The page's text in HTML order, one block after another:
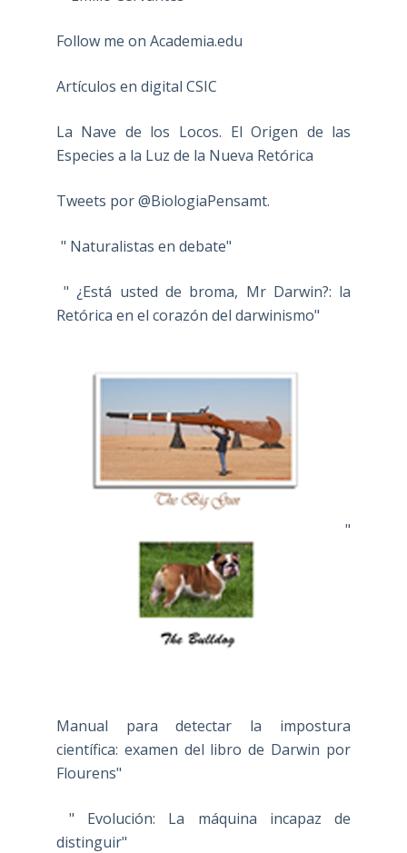
Follow me on Academia.edu
Artículos en digital CSIC
La Nave de los Locos. El Origen de las
Especies a la Luz de la Nueva Retórica
Tweets por @BiologiaPensamt.
" Naturalistas en debate"
" ¿Está usted de broma, Mr Darwin?: la
Retórica en el corazón del darwinismo"
"
Manual para detectar la impostura
científica: examen del libro de Darwin por
Flourens"
" Evolución: La máquina incapaz de
distinguir"